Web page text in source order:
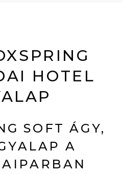
HOTEL
SOFT ÁGY,
A